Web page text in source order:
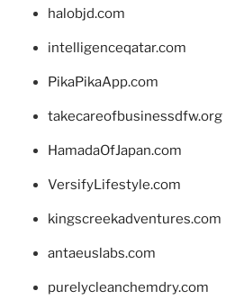
halobjd.com
intelligenceqatar.com
PikaPikaApp.com
takecareofbusinessdfw.org
HamadaOfJapan.com
VersifyLifestyle.com
kingscreekadventures.com
antaeuslabs.com
purelycleanchemdry.com